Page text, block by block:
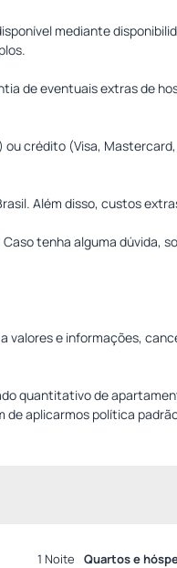
mediante
de eventuais extras de
crédito (Visa,
Além disso, custos
tenha alguma
e informações,
quantitativo de
aplicarmos política
1 Noite Quartos e